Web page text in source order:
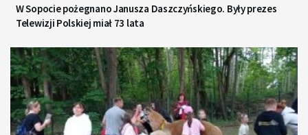
W Sopocie pożegnano Janusza Daszczyńskiego. Były prezes
Telewizji Polskiej miał 73 lata